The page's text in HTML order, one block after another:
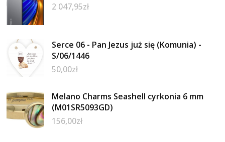
2 047,95zł
Serce 06 - Pan Jezus już się (Komunia) -
S/06/1446
50,00zł
Melano Charms Seashell cyrkonia 6 mm
(M01SR5093GD)
156,00zł